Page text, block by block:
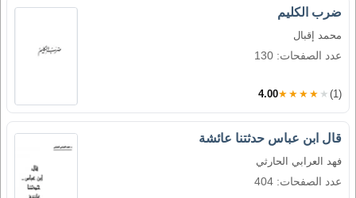
ضرب الكليم
محمد إقبال
عدد الصفحات: 130
4.00★★★★★ (1)
قال ابن عباس حدثتنا عائشة
فهد العرابي الحارثي
عدد الصفحات: 404